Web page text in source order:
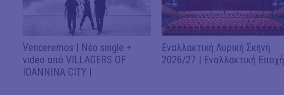
Venceremos | Νέο single +
video από VILLAGERS OF
IOANNINA CITY |
Εναλλακτική Λυρική Σκηνή
2026/27 | Εναλλακτική Εποχή